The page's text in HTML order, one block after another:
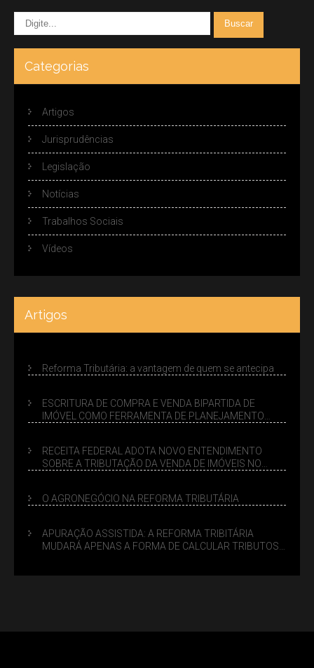
Categorias
Artigos
Jurisprudências
Legislação
Notícias
Trabalhos Sociais
Vídeos
Artigos
Reforma Tributária: a vantagem de quem se antecipa
ESCRITURA DE COMPRA E VENDA BIPARTIDA DE
IMÓVEL COMO FERRAMENTA DE PLANEJAMENTO
RECEITA FEDERAL ADOTA NOVO ENTENDIMENTO
SOBRE A TRIBUTAÇÃO DA VENDA DE IMÓVEIS NO
O AGRONEGÓCIO NA REFORMA TRIBUTÁRIA
APURAÇÃO ASSISTIDA: A REFORMA TRIBITÁRIA
MUDARÁ APENAS A FORMA DE CALCULAR TRIBUTOS